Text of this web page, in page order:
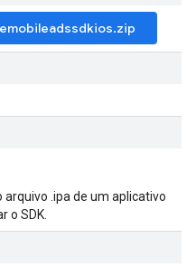
.ipa de um aplicativo
o SDK.